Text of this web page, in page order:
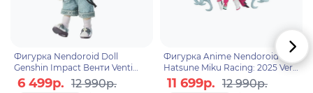
поручил ей ставить магические приоритеты
выше собственных.
Фигурка Nendoroid Doll
Genshin Impact Венти Venti
Blue Ballad Ver. 4580590205185
6 499р. 12 990р.
Фигурка Anime Nendoroid
Hatsune Miku Racing: 2025 Ver.
10см. 4571697183780
11 699р. 12 990р.